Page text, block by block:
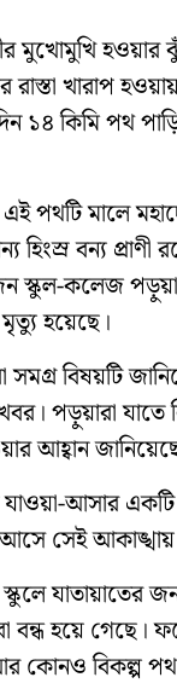
মুখোমুখি হওয়ার
রাস্তা খারাপ
১৪ কিমি পথ
এই পথটি মালে
হিংস্র বন্য প্রাণী
স্কুল-কলেজ
হয়েছে।
বিষয়টি
পড়ুয়ারা যাতে
আহ্বান
যাওয়া-আসার
সেই
যাতায়াতের জন্য
বন্ধ হয়ে গেছে।
কোনও বিকল্প